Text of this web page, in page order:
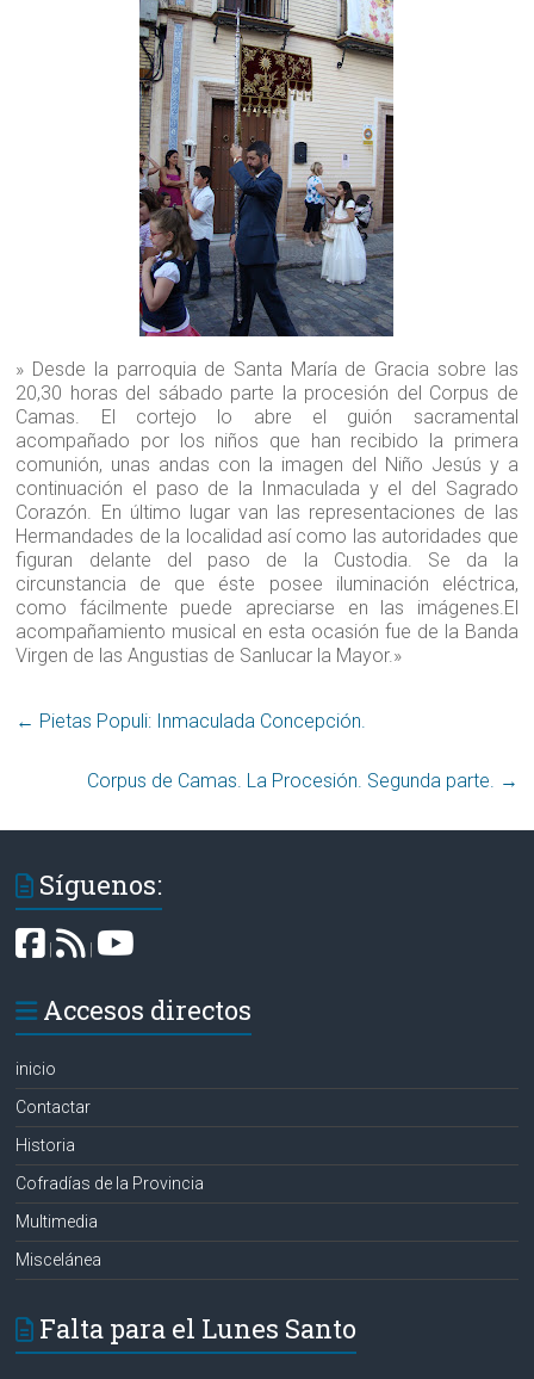
» Desde la parroquia de Santa María de Gracia sobre las
20,30 horas del sábado parte la procesión del Corpus de
Camas. El cortejo lo abre el guión sacramental
acompañado por los niños que han recibido la primera
comunión, unas andas con la imagen del Niño Jesús y a
continuación el paso de la Inmaculada y el del Sagrado
Corazón. En último lugar van las representaciones de las
Hermandades de la localidad así como las autoridades que
figuran delante del paso de la Custodia. Se da la
circunstancia de que éste posee iluminación eléctrica,
como fácilmente puede apreciarse en las imágenes.El
acompañamiento musical en esta ocasión fue de la Banda
Virgen de las Angustias de Sanlucar la Mayor.»
← Pietas Populi: Inmaculada Concepción‏.
Corpus de Camas. La Procesión. Segunda parte‏. →
Síguenos:
|
Accesos directos
inicio
Contactar
Historia
Cofradías de la Provincia
Multimedia
Miscelánea
Falta para el Lunes Santo